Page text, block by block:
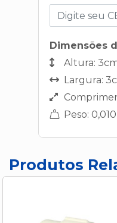
Dimensões
Altura:
Largura:
Peso:
Produtos